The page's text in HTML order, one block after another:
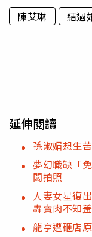
陳艾琳 結過
延伸閱讀
孫淑媚想生
夢幻職缺「
闆拍照
人妻女星復
轟賣肉不知
龍亨遭砸店